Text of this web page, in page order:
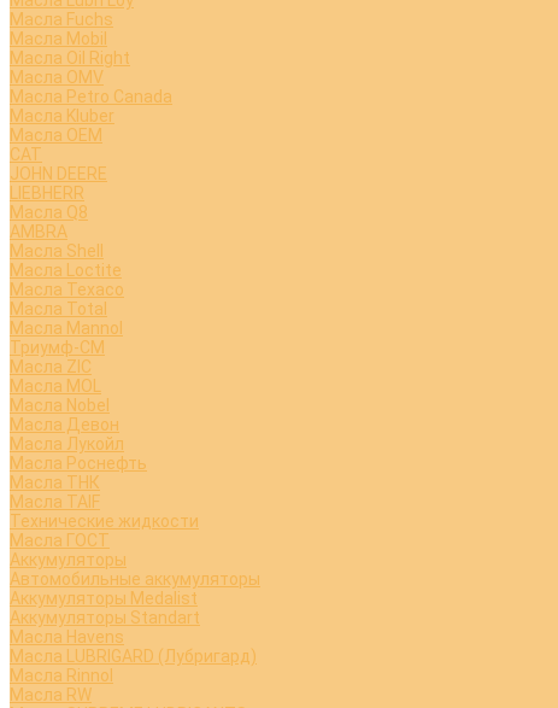
Масла Fuchs
Масла Mobil
Масла Oil Right
Масла OMV
Масла Petro Canada
Масла Kluber
Масла OEM
CAT
JOHN DEERE
LIEBHERR
Масла Q8
AMBRA
Масла Shell
Масла Loctite
Масла Texaco
Масла Total
Масла Mannol
Триумф-СМ
Масла ZIC
Масла MOL
Масла Nobel
Масла Девон
Масла Лукойл
Масла Роснефть
Масла ТНК
Масла TAIF
Технические жидкости
Масла ГОСТ
Аккумуляторы
Автомобильные аккумуляторы
Аккумуляторы Medalist
Аккумуляторы Standart
Масла Havens
Масла LUBRIGARD (Лубригард)
Масла Rinnol
Масла RW